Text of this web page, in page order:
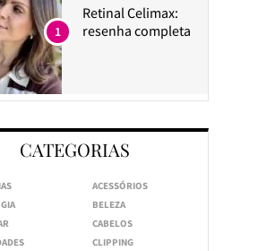
Retinal Celimax:
resenha completa
1
CATEGORIAS
ACESSÓRIOS
BELEZA
CABELOS
CLIPPING